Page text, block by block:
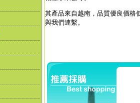
其產品來自越南，品質優良價格
與我們連繫。